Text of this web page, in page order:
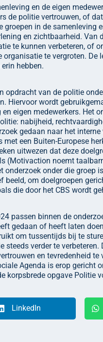
en de eigen
de politie vertrouwen, of
in de samenleving
en zichtbaarheid. Van
te kunnen verbeteren, of
te vergroten. De
hebben.
opdracht van de politie
Hiervoor wordt
eigen medewerkers. Het
nabijheid,
gedaan naar het interne
een Buiten-Europese
uitwezen dat deze
(Motivaction noemt
onderzoek onder die groep
om doelgroepen
die door het CBS wordt
passen binnen de
gedaan of heeft laten
om tussentijds bij te
verder te verbeteren.
en tevredenheid te
Agenda is erop gericht
korpsbrede opgave Politie
LinkedIn